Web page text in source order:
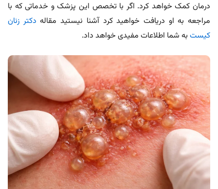
درمان کمک خواهد کرد. اگر با تخصص این پزشک و خدماتی که با
مراجعه به او دریافت خواهید کرد آشنا نیستید مقاله دکتر زنان
کیست به شما اطلاعات مفیدی خواهد داد.